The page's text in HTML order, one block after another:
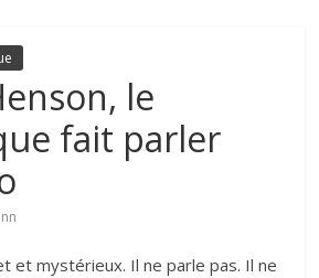
le
fait parler
et mystérieux. Il ne parle pas. Il ne